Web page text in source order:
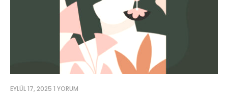
EYLÜL 17, 2025 1 YORUM